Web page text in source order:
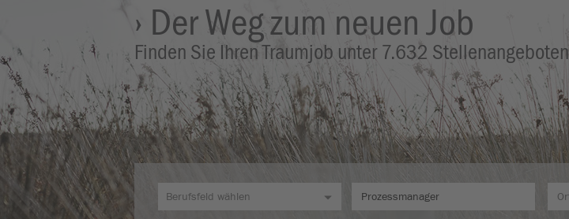
› Der Weg zum neuen Job
Finden Sie Ihren Traumjob unter 7.632 Stellenangeboten